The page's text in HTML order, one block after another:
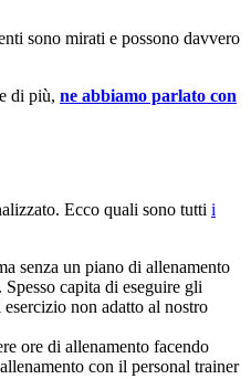
sono mirati e possono davvero
di più, ne abbiamo parlato con
Ecco quali sono tutti i
senza un piano di allenamento
capita di eseguire gli
non adatto al nostro
ore di allenamento facendo
con il personal trainer